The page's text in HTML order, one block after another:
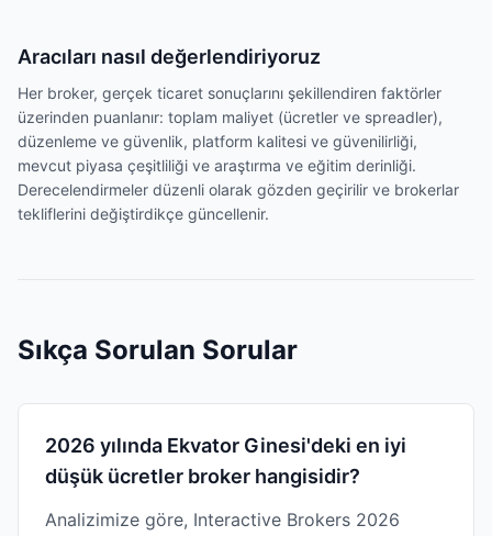
Aracıları nasıl değerlendiriyoruz
Her broker, gerçek ticaret sonuçlarını şekillendiren faktörler
üzerinden puanlanır: toplam maliyet (ücretler ve spreadler),
düzenleme ve güvenlik, platform kalitesi ve güvenilirliği,
mevcut piyasa çeşitliliği ve araştırma ve eğitim derinliği.
Derecelendirmeler düzenli olarak gözden geçirilir ve brokerlar
tekliflerini değiştirdikçe güncellenir.
Sıkça Sorulan Sorular
2026 yılında Ekvator Ginesi'deki en iyi
düşük ücretler broker hangisidir?
Analizimize göre, Interactive Brokers 2026